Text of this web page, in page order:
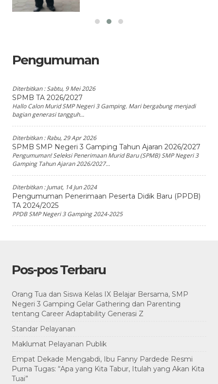
Pengumuman
Diterbitkan :Sabtu, 9 Mei 2026
SPMB TA 2026/2027
Hallo Calon Murid SMP Negeri 3 Gamping. Mari bergabung menjadi
bagian generasi tangguh...
Diterbitkan :Rabu, 29 Apr 2026
SPMB SMP Negeri 3 Gamping Tahun Ajaran 2026/2027
Pengumuman! Seleksi Penerimaan Murid Baru (SPMB) SMP Negeri 3
Gamping Tahun Ajaran 2026/2027...
Diterbitkan :Jumat, 14 Jun 2024
Pengumuman Penerimaan Peserta Didik Baru (PPDB)
TA 2024/2025
PPDB SMP Negeri 3 Gamping 2024-2025
Pos-pos Terbaru
Orang Tua dan Siswa Kelas IX Belajar Bersama, SMP
Negeri 3 Gamping Gelar Gathering dan Parenting
tentang Career Adaptability Generasi Z
Standar Pelayanan
Maklumat Pelayanan Publik
Empat Dekade Mengabdi, Ibu Fanny Pardede Resmi
Purna Tugas: “Apa yang Kita Tabur, Itulah yang Akan Kita
Tuai”